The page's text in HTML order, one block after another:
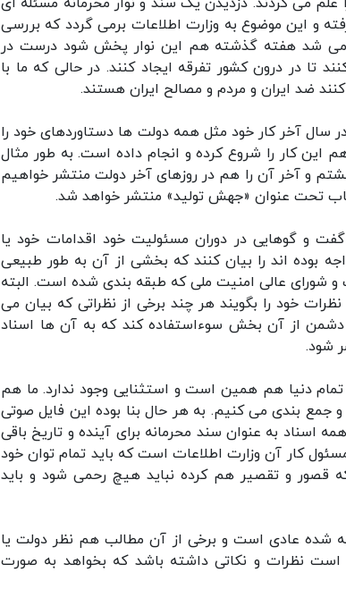
و این موضوع به وزارت اطلاعات برمی گردد که بررسی
شد هفته گذشته هم این نوار پخش شود درست در
در درون کشور تفرقه ایجاد کنند. در حالی که ما با
ضد ایران و مردم و مصالح ایران هستند.
سال آخر کار خود مثل همه دولت ها دستاوردهای خود را
کار را شروع کرده و انجام داده است. به طور مثال
و آخر آن را هم در روزهای آخر دولت منتشر خواهیم
تحت عنوان «جهش تولید» منتشر خواهد شد.
و گوهایی در دوران مسئولیت خود اقدامات خود یا
بوده اند را بیان کنند که بخشی از آن به طور طبیعی
شورای عالی امنیت ملی که طبقه بندی شده است. البته
خود را بگویند هر چند برخی از نظراتی که بیان می
از آن بخش سوءاستفاده کند که به آن ها اسناد
شود.
دنیا هم همین است و استثنایی وجود ندارد. ما هم
بندی می کنیم. به هر حال بنا بوده این فایل صوتی
به عنوان سند محرمانه برای آینده و تاریخ باقی
کار آن وزارت اطلاعات است که باید تمام توان خود
و تقصیر هم کرده نباید هیچ رحمی شود و باید
شده عادی است و برخی از آن مطالب هم نظر دولت یا
نظرات و نکاتی داشته باشد که بخواهد به صورت